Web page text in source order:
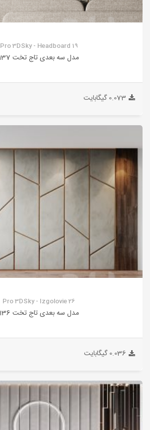
Pro 3DSky - Headboard 19
مدل سه بعدی تاج تخت 137
0.073 گیگابایت
Pro 3DSky - Izgolovie 26
مدل سه بعدی تاج تخت 136
0.036 گیگابایت